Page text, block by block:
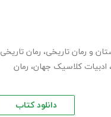
و رمان تاریخی، رمان تاریخی
، ادبیات کلاسیک جهان، رمان
دانلود کتاب